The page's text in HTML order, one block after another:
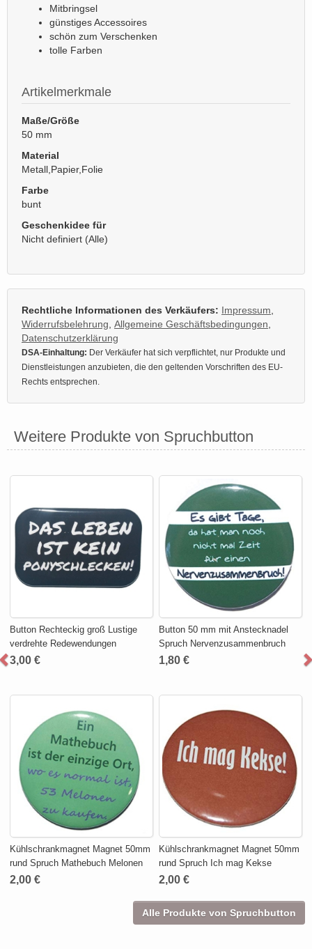
Mitbringsel
günstiges Accessoires
schön zum Verschenken
tolle Farben
Artikelmerkmale
Maße/Größe
50 mm
Material
Metall,Papier,Folie
Farbe
bunt
Geschenkidee für
Nicht definiert (Alle)
Rechtliche Informationen des Verkäufers: Impressum
Widerrufsbelehrung Allgemeine Geschäftsbedingungen
Datenschutzerklärung
DSA-Einhaltung: Der Verkäufer hat sich verpflichtet, nur Produkte und
Dienstleistungen anzubieten, die den geltenden Vorschriften des EU-
Rechts entsprechen.
Weitere Produkte von Spruchbutton
Button Rechteckig groß Lustige
verdrehte Redewendungen
3,00 €
Button 50 mm mit Anstecknadel
Spruch Nervenzusammenbruch
1,80 €
Kühlschrankmagnet Magnet 50mm
rund Spruch Mathebuch Melonen
2,00 €
Kühlschrankmagnet Magnet 50mm
rund Spruch Ich mag Kekse
2,00 €
Alle Produkte von Spruchbutton